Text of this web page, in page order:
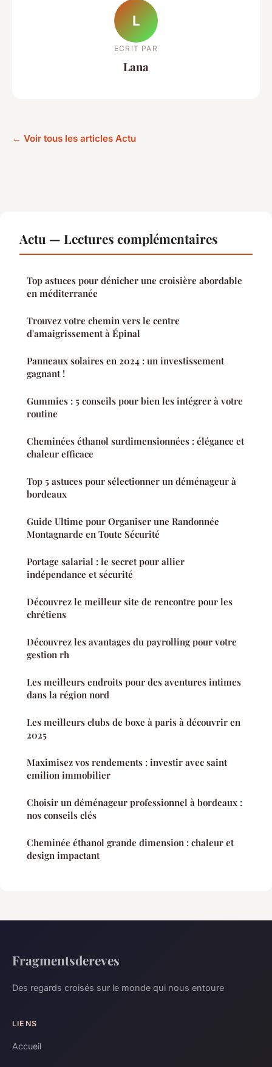
L
ECRIT PAR
Lana
← Voir tous les articles Actu
Actu — Lectures complémentaires
Top astuces pour dénicher une croisière abordable
en méditerranée
Trouvez votre chemin vers le centre
d'amaigrissement à Épinal
Panneaux solaires en 2024 : un investissement
gagnant !
Gummies : 5 conseils pour bien les intégrer à votre
routine
Cheminées éthanol surdimensionnées : élégance et
chaleur efficace
Top 5 astuces pour sélectionner un déménageur à
bordeaux
Guide Ultime pour Organiser une Randonnée
Montagnarde en Toute Sécurité
Portage salarial : le secret pour allier
indépendance et sécurité
Découvrez le meilleur site de rencontre pour les
chrétiens
Découvrez les avantages du payrolling pour votre
gestion rh
Les meilleurs endroits pour des aventures intimes
dans la région nord
Les meilleurs clubs de boxe à paris à découvrir en
2025
Maximisez vos rendements : investir avec saint
emilion immobilier
Choisir un déménageur professionnel à bordeaux :
nos conseils clés
Cheminée éthanol grande dimension : chaleur et
design impactant
Fragmentsdereves
Des regards croisés sur le monde qui nous entoure
LIENS
Accueil